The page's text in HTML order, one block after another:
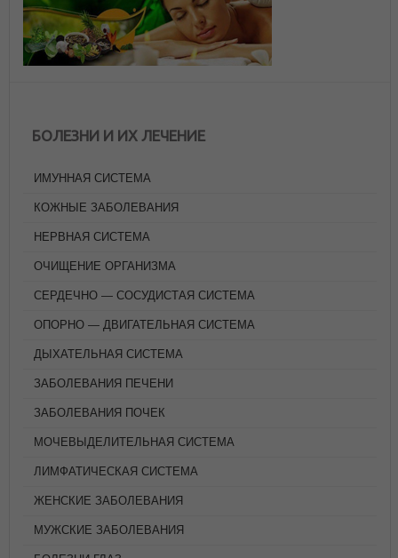
БОЛЕЗНИ И ИХ ЛЕЧЕНИЕ
ИМУННАЯ СИСТЕМА
КОЖНЫЕ ЗАБОЛЕВАНИЯ
НЕРВНАЯ СИСТЕМА
ОЧИЩЕНИЕ ОРГАНИЗМА
СЕРДЕЧНО — СОСУДИСТАЯ СИСТЕМА
ОПОРНО — ДВИГАТЕЛЬНАЯ СИСТЕМА
ДЫХАТЕЛЬНАЯ СИСТЕМА
ЗАБОЛЕВАНИЯ ПЕЧЕНИ
ЗАБОЛЕВАНИЯ ПОЧЕК
МОЧЕВЫДЕЛИТЕЛЬНАЯ СИСТЕМА
ЛИМФАТИЧЕСКАЯ СИСТЕМА
ЖЕНСКИЕ ЗАБОЛЕВАНИЯ
МУЖСКИЕ ЗАБОЛЕВАНИЯ